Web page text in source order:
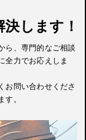
します！
ら、専門的なご相談
全力でお応えしま
お問い合わせくださ
。